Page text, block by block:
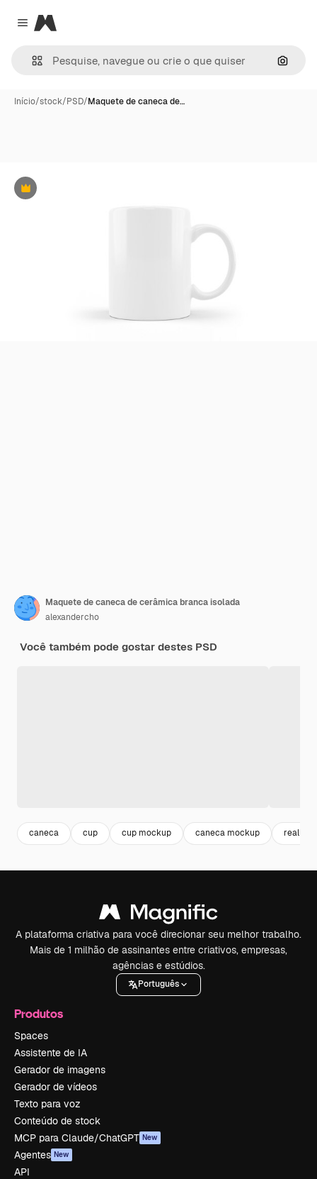
Close menu
Magnific
Início/stock/PSD/Maquete de caneca de…
Premium
Maquete de caneca de cerâmica branca isolada
alexandercho
Você também pode gostar destes PSD
caneca cup cup mockup caneca mockup realista
A plataforma criativa para você direcionar seu melhor trabalho.
Mais de 1 milhão de assinantes entre criativos, empresas,
agências e estúdios.
Português
Produtos
Spaces
Assistente de IA
Gerador de imagens
Gerador de vídeos
Texto para voz
Conteúdo de stock
MCP para Claude/ChatGPT New
Agentes New
API